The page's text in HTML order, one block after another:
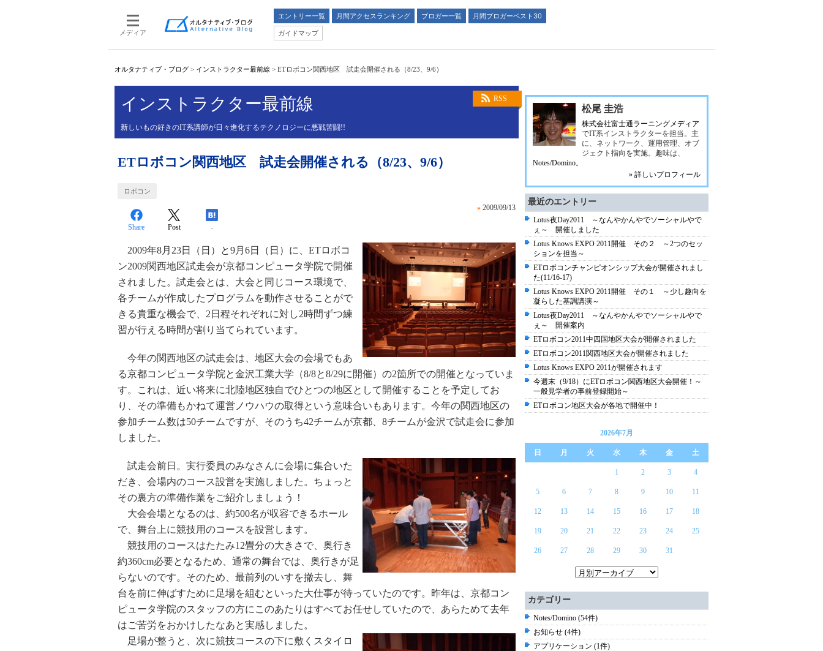
メディア
エントリー一覧 月間アクセスランキング ブロガー一覧
月間ブロガーベスト30
ガイドマップ
オルタナティブ・ブログ > インストラクター最前線 > ETロボコン関西地区 試走会開催される（8/23、9/6）
RSS
インストラクター最前線
新しいもの好きのIT系講師が日々進化するテクノロジーに悪戦苦闘!!
ETロボコン関西地区 試走会開催される（8/23、9/6）
ロボコン
» 2009/09/13
Share Post -
2009年8月23日（日）と9月6日（日）に、ETロボコ
ン2009関西地区試走会が京都コンピュータ学院で開催
されました。試走会とは、大会と同じコース環境で、
各チームが作成したプログラムを動作させることがで
きる貴重な機会で、2日程それぞれに対し2時間ずつ練
習が行える時間が割り当てられています。
今年の関西地区の試走会は、地区大会の会場でもあ
る京都コンピュータ学院と金沢工業大学（8/8と8/29に開催）の2箇所での開催となっていま
す。これは、近い将来に北陸地区独自でひとつの地区として開催することを予定してお
り、その準備もかねて運営ノウハウの取得という意味合いもあります。今年の関西地区の
参加チーム数は50チームですが、そのうち42チームが京都、8チームが金沢で試走会に参加
しました。
試走会前日。実行委員のみなさんに会場に集合いた
だき、会場内のコース設営を実施しました。ちょっと
その裏方の準備作業をご紹介しましょう！
大会会場となるのは、約500名が収容できるホール
で、舞台上に競技用のコースを設営します。
競技用のコースはたたみ12畳分の大きさで、奥行き
約360cm必要となるため、通常の舞台では、奥行きが足
らないのです。そのため、最前列のいすを撤去し、舞
台を前に伸ばすために足場を組むといった大仕事が待っていたのです。昨年は、京都コン
ピュータ学院のスタッフの方にこのあたりはすべてお任せしていたので、あらためて去年
はご苦労をおかけしたなあと実感しました。
足場が整うと、次に競技コースの下に敷くスタイロ
松尾 圭浩
株式会社富士通ラーニングメディア
でIT系インストラクターを担当。主
に、ネットワーク、運用管理、オブ
ジェクト指向を実施。趣味は、
Notes/Domino。
» 詳しいプロフィール
最近のエントリー
Lotus夜Day2011 ～なんやかんやでソーシャルやで
ぇ～ 開催しました
Lotus Knows EXPO 2011開催 その２ ～2つのセッ
ションを担当～
ETロボコンチャンピオンシップ大会が開催されまし
た(11/16-17)
Lotus Knows EXPO 2011開催 その１ ～少し趣向を
凝らした基調講演～
Lotus夜Day2011 ～なんやかんやでソーシャルやで
ぇ～ 開催案内
ETロボコン2011中四国地区大会が開催されました
ETロボコン2011関西地区大会が開催されました
Lotus Knows EXPO 2011が開催されます
今週末（9/18）にETロボコン関西地区大会開催！～
一般見学者の事前登録開始～
ETロボコン地区大会が各地で開催中！
2026年7月
日 月 火 水 木 金 土
1 2 3 4
5 6 7 8 9 10 11
12 13 14 15 16 17 18
19 20 21 22 23 24 25
26 27 28 29 30 31
カテゴリー
Notes/Domino (54件)
お知らせ (4件)
アプリケーション (1件)